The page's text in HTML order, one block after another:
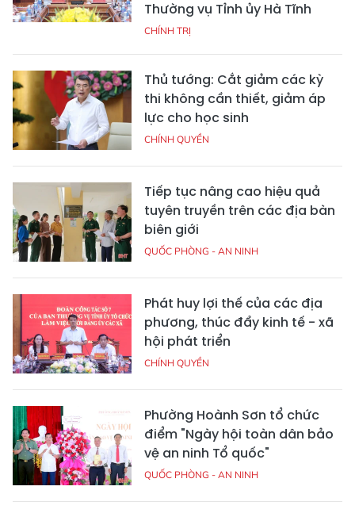
Thường vụ Tỉnh ủy Hà Tĩnh
CHÍNH TRỊ
Thủ tướng: Cắt giảm các kỳ
thi không cần thiết, giảm áp
lực cho học sinh
CHÍNH QUYỀN
Tiếp tục nâng cao hiệu quả
tuyên truyền trên các địa bàn
biên giới
QUỐC PHÒNG - AN NINH
Phát huy lợi thế của các địa
phương, thúc đẩy kinh tế - xã
hội phát triển
CHÍNH QUYỀN
Phường Hoành Sơn tổ chức
điểm "Ngày hội toàn dân bảo
vệ an ninh Tổ quốc"
QUỐC PHÒNG - AN NINH